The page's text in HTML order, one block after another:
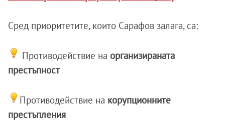
Сред приоритетите, които Сарафов залага, са:
Противодействие на организираната
престъпност
Противодействие на корупционните
престъпления